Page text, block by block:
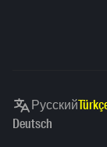
Русский
Deutsch